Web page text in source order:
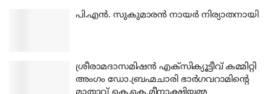
പി.എന്‍. സുകുമാരന്‍ നായര്‍ നിര്യാതനായി
ശ്രീരാമദാസമിഷന്‍ എക്‌സിക്യൂട്ടീവ് കമ്മിറ്റി
അംഗം ഡോ.ബ്രഹ്മചാരി ഭാര്‍ഗവറാമിന്റെ